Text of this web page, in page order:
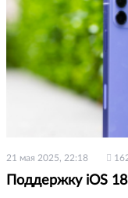
21 мая 2025, 22:18
Поддержку iOS